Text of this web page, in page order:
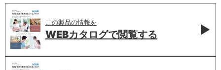
この製品の情報を
WEBカタログで閲覧する